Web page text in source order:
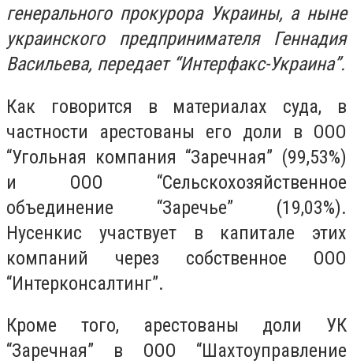
генерального прокурора Украины, а ныне
украинского предпринимателя Геннадия
Васильева, передает “Интерфакс-Украина”.
Как говорится в материалах суда, в
частности арестованы его доли в ООО
“Угольная компания “Заречная” (99,53%)
и ООО “Сельскохозяйственное
объединение “Заречье” (19,03%).
Нусенкис участвует в капитале этих
компаний через собственное ООО
“Интерконсалтинг”.
Кроме того, арестованы доли УК
“Заречная” в ООО “Шахтоуправление